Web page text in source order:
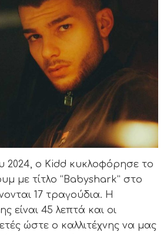
2024, ο Kidd κυκλοφόρησε το
με τίτλο “Babyshark” στο
17 τραγούδια. Η
είναι 45 λεπτά και οι
ώστε ο καλλιτέχνης να μας